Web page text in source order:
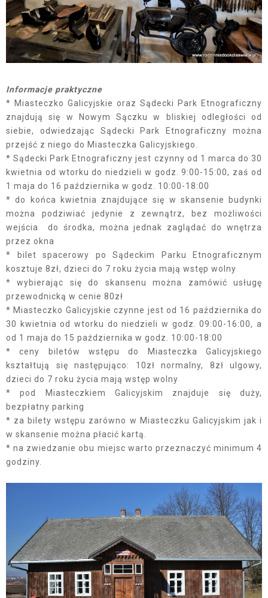
Informacje praktyczne
* Miasteczko Galicyjskie oraz Sądecki Park Etnograficzny
znajdują się w Nowym Sączku w bliskiej odległości od
siebie, odwiedzając Sądecki Park Etnograficzny można
przejść z niego do Miasteczka Galicyjskiego.
* Sądecki Park Etnograficzny jest czynny od 1 marca do 30
kwietnia od wtorku do niedzieli w godz. 9:00-15:00, zaś od
1 maja do 16 października w godz. 10:00-18:00
* do końca kwietnia znajdujące się w skansenie budynki
można podziwiać jedynie z zewnątrz, bez możliwości
wejścia do środka, można jednak zaglądać do wnętrza
przez okna
* bilet spacerowy po Sądeckim Parku Etnograficznym
kosztuje 8zł, dzieci do 7 roku życia mają wstęp wolny
* wybierając się do skansenu można zamówić usługę
przewodnicką w cenie 80zł
* Miasteczko Galicyjskie czynne jest od 16 października do
30 kwietnia od wtorku do niedzieli w godz. 09:00-16:00, a
od 1 maja do 15 października w godz. 10:00-18:00
* ceny biletów wstępu do Miasteczka Galicyjskiego
kształtują się następująco: 10zł normalny, 8zł ulgowy,
dzieci do 7 roku życia mają wstęp wolny
* pod Miasteczkiem Galicyjskim znajduje się duży,
bezpłatny parking
* za bilety wstępu zarówno w Miasteczku Galicyjskim jak i
w skansenie można płacić kartą.
* na zwiedzanie obu miejsc warto przeznaczyć minimum 4
godziny.